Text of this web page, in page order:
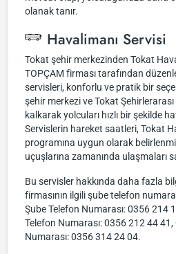
olanak tanır.
Havalimanı Servisi
Tokat şehir merkezinden Tokat
TOPÇAM firması tarafından
servisleri, konforlu ve pratik bir
şehir merkezi ve Tokat
kalkarak yolcuları hızlı bir şekilde
Servislerin hareket saatleri, Tokat
programına uygun olarak
uçuşlarına zamanında ulaşmaları
Bu servisler hakkında daha fazla
firmasının ilgili şube telefon
Şube Telefon Numarası: 0356 214
Telefon Numarası: 0356 212 44
Numarası: 0356 314 24 04.